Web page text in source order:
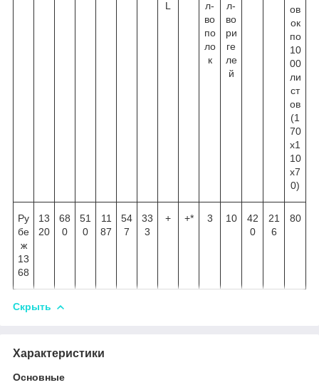
ов
ок
по
10
00
ли
ст
ов
(1
70
х1
10
х7
0)
L
л-
во
по
ло
к
л-
во
ри
ге
ле
й
Ру
бе
ж
13
68
13
20
68
0
51
0
11
87
54
7
33
3
+ +* 3 10
42
0
21
6
80
Скрыть
Характеристики
Основные